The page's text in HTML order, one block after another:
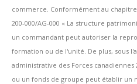
commerce. Conformément au chapitre
200-000/AG-000 « La structure
un commandant peut autoriser la
formation ou de l'unité. De plus, sous
administrative des Forces
ou un fonds de groupe peut établir un